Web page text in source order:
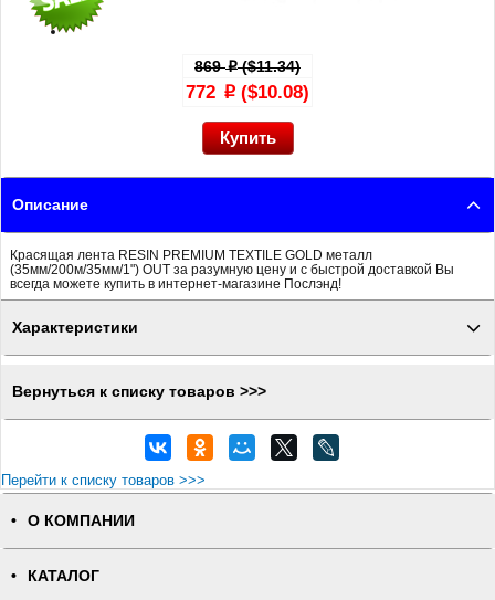
869p($11.34)
772 p ($10.08)
Описание
Красящая лента RESIN PREMIUM TEXTILE GOLD металл
(35мм/200м/35мм/1") OUT за разумную цену и с быстрой доставкой Вы
всегда можете купить в интернет-магазине Послэнд!
Характеристики
Вернуться к списку товаров >>>
Перейти к списку товаров >>>
О КОМПАНИИ
КАТАЛОГ